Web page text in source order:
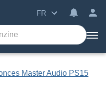
FR
Master Audio PS15